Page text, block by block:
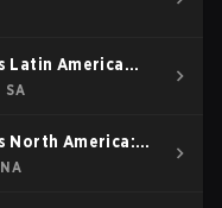
Latin America
SA
North America:
NA